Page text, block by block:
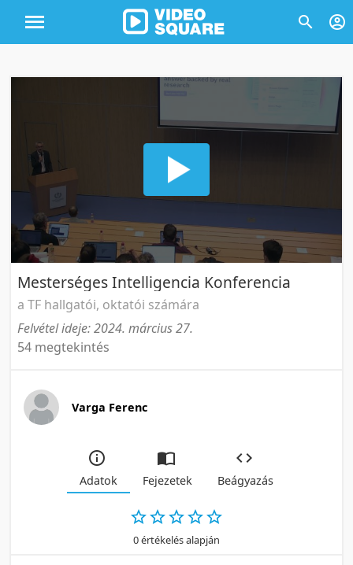
Mesterséges Intelligencia Konferencia
a TF hallgatói, oktatói számára
Felvétel ideje: 2024. március 27.
54 megtekintés
Varga Ferenc
Adatok Fejezetek Beágyazás
0 értékelés alapján